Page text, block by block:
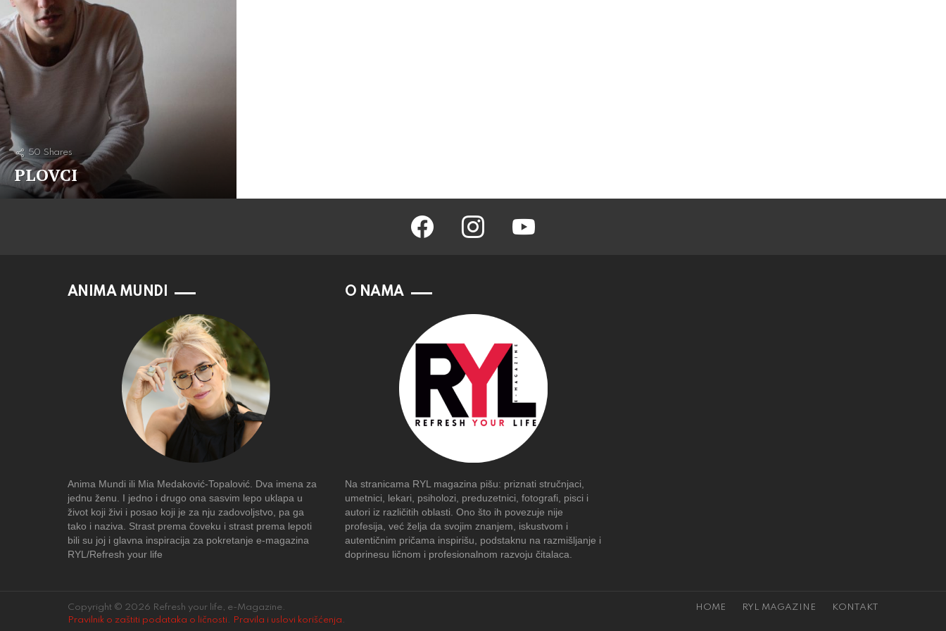
50 Shares
PLOVCI
facebook instagram youtube
ANIMA MUNDI
Anima Mundi ili Mia Medaković-Topalović. Dva imena za
jednu ženu. I jedno i drugo ona sasvim lepo uklapa u
život koji živi i posao koji je za nju zadovoljstvo, pa ga
tako i naziva. Strast prema čoveku i strast prema lepoti
bili su joj i glavna inspiracija za pokretanje e-magazina
RYL/Refresh your life
O NAMA
Na stranicama RYL magazina pišu: priznati stručnjaci,
umetnici, lekari, psiholozi, preduzetnici, fotografi, pisci i
autori iz različitih oblasti. Ono što ih povezuje nije
profesija, već želja da svojim znanjem, iskustvom i
autentičnim pričama inspirišu, podstaknu na razmišljanje i
doprinesu ličnom i profesionalnom razvoju čitalaca.
Copyright © 2026 Refresh your life, e-Magazine.
Pravilnik o zaštiti podataka o ličnosti . Pravila i uslovi korišćenja .
HOME RYL MAGAZINE KONTAKT